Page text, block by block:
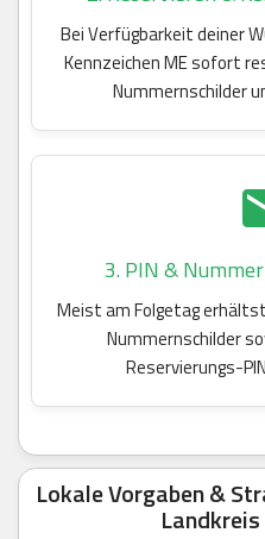
Bei Verfügbarkeit deiner
Kennzeichen ME sofort
Nummernschilder
3. PIN &
Meist am Folgetag
Nummernschilder
Reservierungs-
Lokale Vorgaben &